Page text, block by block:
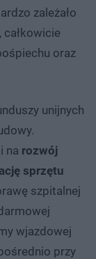
zależało
oraz
unijnych
na rozwój
sprzętu
szpitalnej
wjazdowej
przy